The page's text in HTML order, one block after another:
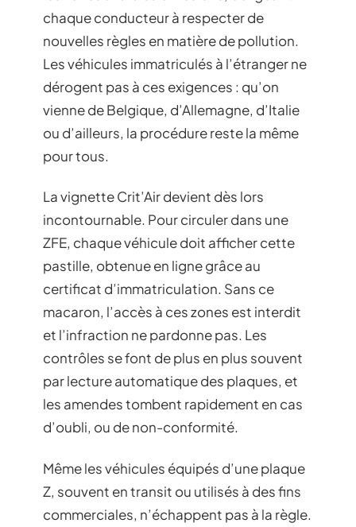
chaque conducteur à respecter de
nouvelles règles en matière de pollution.
Les véhicules immatriculés à l’étranger ne
dérogent pas à ces exigences : qu’on
vienne de Belgique, d’Allemagne, d’Italie
ou d’ailleurs, la procédure reste la même
pour tous.
La vignette Crit’Air devient dès lors
incontournable. Pour circuler dans une
ZFE, chaque véhicule doit afficher cette
pastille, obtenue en ligne grâce au
certificat d’immatriculation. Sans ce
macaron, l’accès à ces zones est interdit
et l’infraction ne pardonne pas. Les
contrôles se font de plus en plus souvent
par lecture automatique des plaques, et
les amendes tombent rapidement en cas
d’oubli, ou de non-conformité.
Même les véhicules équipés d’une plaque
Z, souvent en transit ou utilisés à des fins
commerciales, n’échappent pas à la règle.